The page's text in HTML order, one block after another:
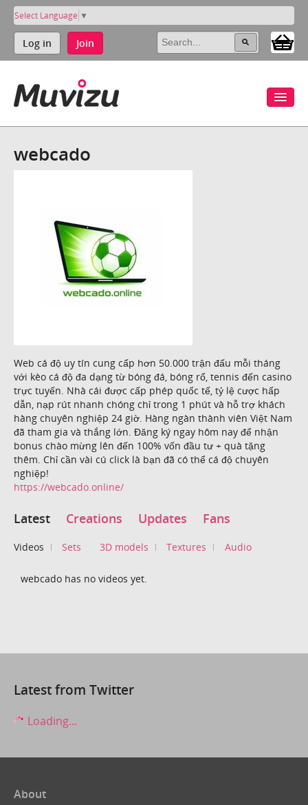
Select Language ▼
Log in Join
webcado
Web cá độ uy tín cung cấp hơn 50.000 trận đấu mỗi tháng
với kèo cá độ đa dạng từ bóng đá, bóng rổ, tennis đến casino
trực tuyến. Nhà cái được cấp phép quốc tế, tỷ lệ cược hấp
dẫn, nạp rút nhanh chóng chỉ trong 1 phút và hỗ trợ khách
hàng chuyên nghiệp 24 giờ. Hàng ngàn thành viên Việt Nam
đã tham gia và thắng lớn. Đăng ký ngay hôm nay để nhận
bonus chào mừng lên đến 100% vốn đầu tư + quà tặng
thêm. Chỉ cần vài cú click là bạn đã có thể cá độ chuyên
nghiệp!
https://webcado.online/
Latest Creations Updates Fans
Videos Sets 3D models Textures Audio
webcado has no videos yet.
Latest from Twitter
Loading...
About